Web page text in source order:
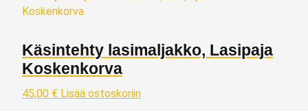
Käsintehty lasimaljakko, Lasipaja
Koskenkorva
45,00 € Lisää ostoskoriin